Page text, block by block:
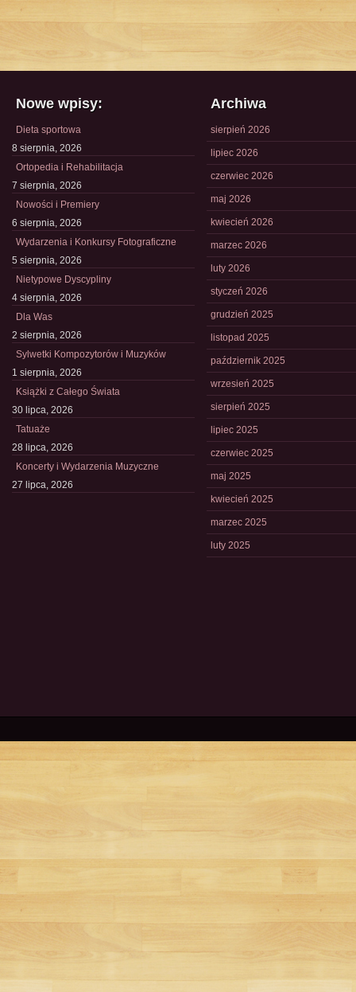
Nowe wpisy:
Dieta sportowa
8 sierpnia, 2026
Ortopedia i Rehabilitacja
7 sierpnia, 2026
Nowości i Premiery
6 sierpnia, 2026
Wydarzenia i Konkursy Fotograficzne
5 sierpnia, 2026
Nietypowe Dyscypliny
4 sierpnia, 2026
Dla Was
2 sierpnia, 2026
Sylwetki Kompozytorów i Muzyków
1 sierpnia, 2026
Książki z Całego Świata
30 lipca, 2026
Tatuaże
28 lipca, 2026
Koncerty i Wydarzenia Muzyczne
27 lipca, 2026
Archiwa
sierpień 2026
lipiec 2026
czerwiec 2026
maj 2026
kwiecień 2026
marzec 2026
luty 2026
styczeń 2026
grudzień 2025
listopad 2025
październik 2025
wrzesień 2025
sierpień 2025
lipiec 2025
czerwiec 2025
maj 2025
kwiecień 2025
marzec 2025
luty 2025